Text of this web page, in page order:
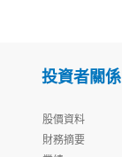
投資者關係
股價資料
財務摘要